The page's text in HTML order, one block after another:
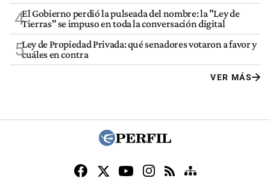
4El Gobierno perdió la pulseada del nombre: la "Ley de
Tierras" se impuso en toda la conversación digital
5Ley de Propiedad Privada: qué senadores votaron a favor y
cuáles en contra
VER MÁS